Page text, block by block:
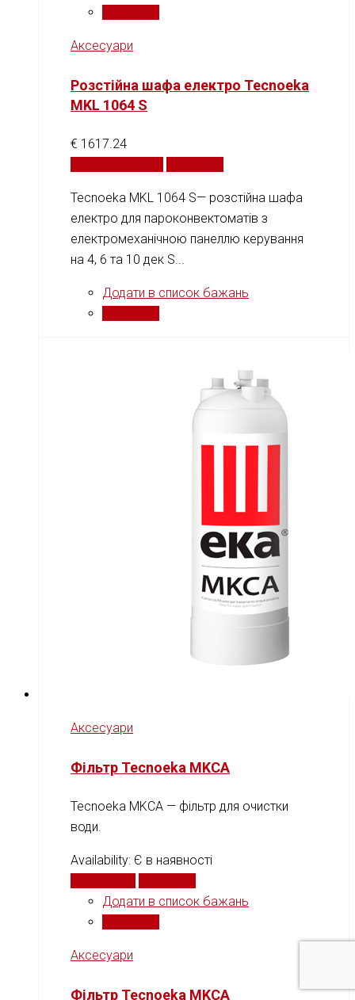
Аксесуари
Розстійна шафа електро Tecnoeka
MKL 1064 S
€ 1617.24
Tecnoeka MKL 1064 S— розстійна шафа
електро для пароконвектоматів з
електромеханічною панеллю керування
на 4, 6 та 10 дек S...
Додати в список бажань
Аксесуари
Фільтр Tecnoeka MKCA
Tecnoeka MKCA — фільтр для очистки
води.
Availability: Є в наявності
Додати в список бажань
Аксесуари
Фільтр Tecnoeka MKCA